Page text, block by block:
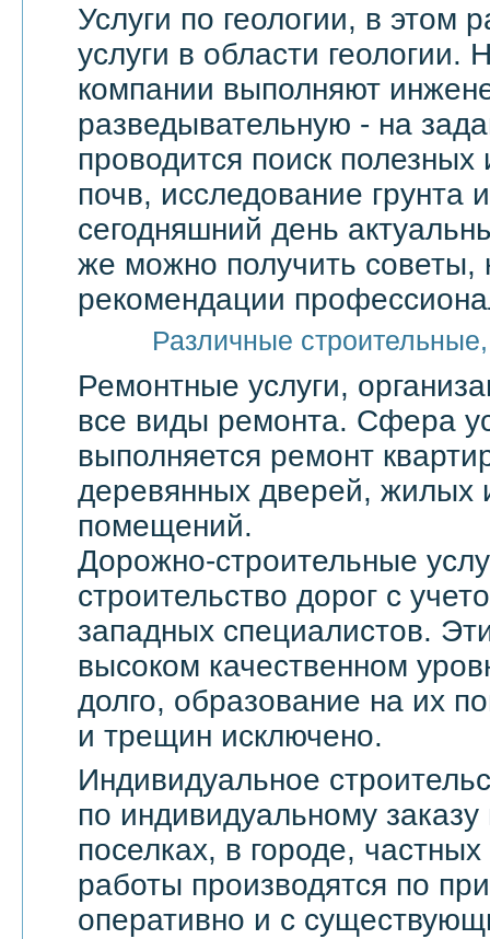
Услуги по геологии, в этом
услуги в области
компании выполняют
разведывательную - на
проводится поиск
почв, исследование грунта
сегодняшний день
же можно получить советы,
рекомендации
Различные
Ремонтные услуги,
все виды ремонта. Сфера
выполняется ремонт
деревянных дверей, жилых
помещений.
Дорожно-строительные
строительство дорог с
западных специалистов.
высоком качественном
долго, образование на их
и трещин исключено.
Индивидуальное
по индивидуальному
поселках, в городе,
работы производятся по
оперативно и с